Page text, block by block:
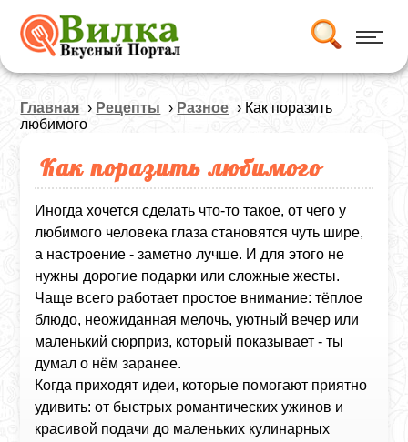
Главная › Рецепты › Разное › Как поразить
любимого
Как поразить любимого
Иногда хочется сделать что‑то такое, от чего у
любимого человека глаза становятся чуть шире,
а настроение - заметно лучше. И для этого не
нужны дорогие подарки или сложные жесты.
Чаще всего работает простое внимание: тёплое
блюдо, неожиданная мелочь, уютный вечер или
маленький сюрприз, который показывает - ты
думал о нём заранее.
Когда приходят идеи, которые помогают приятно
удивить: от быстрых романтических ужинов и
красивой подачи до маленьких кулинарных